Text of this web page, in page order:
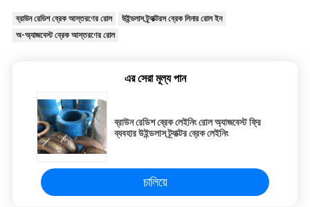
ব্রাউন রেডিশ ব্রেক আস্তরণের রোল
উইন্ডলাস ট্র্যাক্টরস ব্রেক লিনার রোল ইন
অ-অ্যাজবেস্ট ব্রেক আস্তরণের রোল
এর সেরা মূল্য পান
ব্রাউন রেডিশ ব্রেক লেইনিং রোল অ্যাজবেস্ট ফ্রি
ব্যবহার উইন্ডলাস ট্র্যাক্টর ব্রেক লেইনিং
চালিয়ে